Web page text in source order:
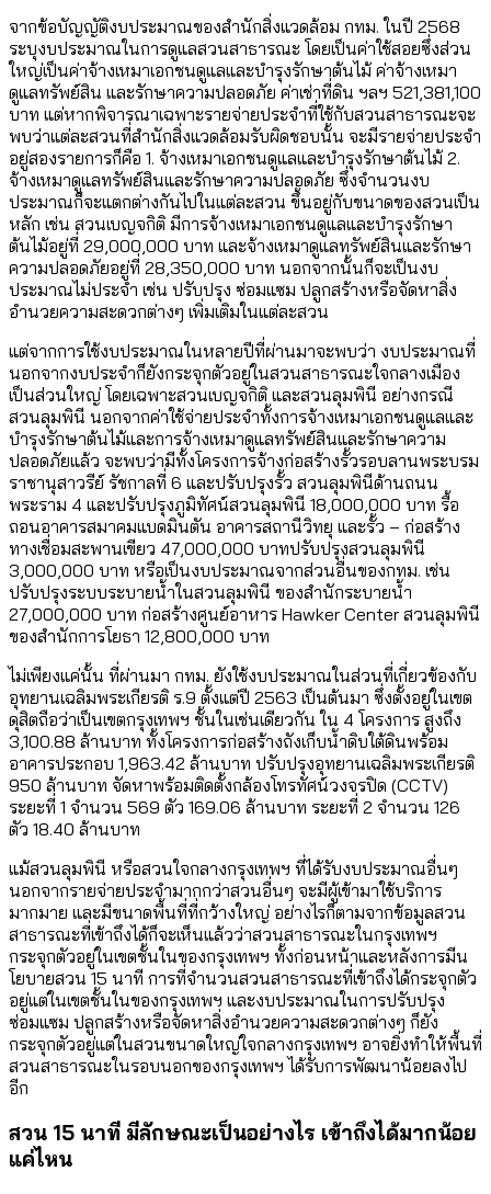
จากข้อบัญญัติงบประมาณของสำนักสิ่งแวดล้อม กทม. ในปี 2568
ระบุงบประมาณในการดูแลสวนสาธารณะ โดยเป็นค่าใช้สอยซึ่งส่วน
ใหญ่เป็นค่าจ้างเหมาเอกชนดูแลและบำรุงรักษาต้นไม้ ค่าจ้างเหมา
ดูแลทรัพย์สิน และรักษาความปลอดภัย ค่าเช่าที่ดิน ฯลฯ 521,381,100
บาท แต่หากพิจารณาเฉพาะรายจ่ายประจำที่ใช้กับสวนสาธารณะจะ
พบว่าแต่ละสวนที่สำนักสิ่งแวดล้อมรับผิดชอบนั้น จะมีรายจ่ายประจำ
อยู่สองรายการก็คือ 1. จ้างเหมาเอกชนดูแลและบำรุงรักษาต้นไม้ 2.
จ้างเหมาดูแลทรัพย์สินและรักษาความปลอดภัย ซึ่งจำนวนงบ
ประมาณก็จะแตกต่างกันไปในแต่ละสวน ขึ้นอยู่กับขนาดของสวนเป็น
หลัก เช่น สวนเบญจกิติ มีการจ้างเหมาเอกชนดูแลและบำรุงรักษา
ต้นไม้อยู่ที่ 29,000,000 บาท และจ้างเหมาดูแลทรัพย์สินและรักษา
ความปลอดภัยอยู่ที่ 28,350,000 บาท นอกจากนั้นก็จะเป็นงบ
ประมาณไม่ประจำ เช่น ปรับปรุง ซ่อมแซม ปลูกสร้างหรือจัดหาสิ่ง
อำนวยความสะดวกต่างๆ เพิ่มเติมในแต่ละสวน
แต่จากการใช้งบประมาณในหลายปีที่ผ่านมาจะพบว่า งบประมาณที่
นอกจากงบประจำก็ยังกระจุกตัวอยู่ในสวนสาธารณะใจกลางเมือง
เป็นส่วนใหญ่ โดยเฉพาะสวนเบญจกิติ และสวนลุมพินี อย่างกรณี
สวนลุมพินี นอกจากค่าใช้จ่ายประจำทั้งการจ้างเหมาเอกชนดูแลและ
บำรุงรักษาต้นไม้และการจ้างเหมาดูแลทรัพย์สินและรักษาความ
ปลอดภัยแล้ว จะพบว่ามีทั้งโครงการจ้างก่อสร้างรั้วรอบลานพระบรม
ราชานุสาวรีย์ รัชกาลที่ 6 และปรับปรุงรั้ว สวนลุมพินีด้านถนน
พระราม 4 และปรับปรุงภูมิทัศน์สวนลุมพินี 18,000,000 บาท รื้อ
ถอนอาคารสมาคมแบดมินตัน อาคารสถานีวิทยุ และรั้ว – ก่อสร้าง
ทางเชื่อมสะพานเขียว 47,000,000 บาทปรับปรุงสวนลุมพินี
3,000,000 บาท หรือเป็นงบประมาณจากส่วนอื่นของกทม. เช่น
ปรับปรุงระบบระบายน้ำในสวนลุมพินี ของสำนักระบายน้ำ
27,000,000 บาท ก่อสร้างศูนย์อาหาร Hawker Center สวนลุมพินี
ของสำนักการโยธา 12,800,000 บาท
ไม่เพียงแค่นั้น ที่ผ่านมา กทม. ยังใช้งบประมาณในส่วนที่เกี่ยวข้องกับ
อุทยานเฉลิมพระเกียรติ ร.9 ตั้งแต่ปี 2563 เป็นต้นมา ซึ่งตั้งอยู่ในเขต
ดุสิตถือว่าเป็นเขตกรุงเทพฯ ชั้นในเช่นเดียวกัน ใน 4 โครงการ สูงถึง
3,100.88 ล้านบาท ทั้งโครงการก่อสร้างถังเก็บน้ำดิบใต้ดินพร้อม
อาคารประกอบ 1,963.42 ล้านบาท ปรับปรุงอุทยานเฉลิมพระเกียรติ
950 ล้านบาท จัดหาพร้อมติดตั้งกล้องโทรทัศน์วงจรปิด (CCTV)
ระยะที่ 1 จำนวน 569 ตัว 169.06 ล้านบาท ระยะที่ 2 จำนวน 126
ตัว 18.40 ล้านบาท
แม้สวนลุมพินี หรือสวนใจกลางกรุงเทพฯ ที่ได้รับงบประมาณอื่นๆ
นอกจากรายจ่ายประจำมากกว่าสวนอื่นๆ จะมีผู้เข้ามาใช้บริการ
มากมาย และมีขนาดพื้นที่ที่กว้างใหญ่ อย่างไรก็ตามจากข้อมูลสวน
สาธารณะที่เข้าถึงได้ก็จะเห็นแล้วว่าสวนสาธารณะในกรุงเทพฯ
กระจุกตัวอยู่ในเขตชั้นในของกรุงเทพฯ ทั้งก่อนหน้าและหลังการมีน
โยบายสวน 15 นาที การที่จำนวนสวนสาธารณะที่เข้าถึงได้กระจุกตัว
อยู่แต่ในเขตชั้นในของกรุงเทพฯ และงบประมาณในการปรับปรุง
ซ่อมแซม ปลูกสร้างหรือจัดหาสิ่งอำนวยความสะดวกต่างๆ ก็ยัง
กระจุกตัวอยู่แต่ในสวนขนาดใหญ่ใจกลางกรุงเทพฯ อาจยิ่งทำให้พื้นที่
สวนสาธารณะในรอบนอกของกรุงเทพฯ ได้รับการพัฒนาน้อยลงไป
อีก
สวน 15 นาที มีลักษณะเป็นอย่างไร เข้าถึงได้มากน้อย
แค่ไหน